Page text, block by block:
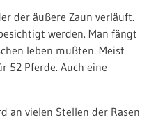
der äußere Zaun verläuft.
werden. Man fängt
leben mußten. Meist
52 Pferde. Auch eine
an vielen Stellen der Rasen